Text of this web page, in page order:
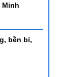
Minh
bền bỉ,